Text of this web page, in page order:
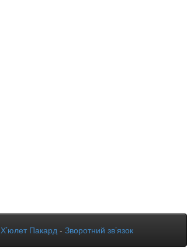
Х’юлет Пакард - Зворотний зв’язок